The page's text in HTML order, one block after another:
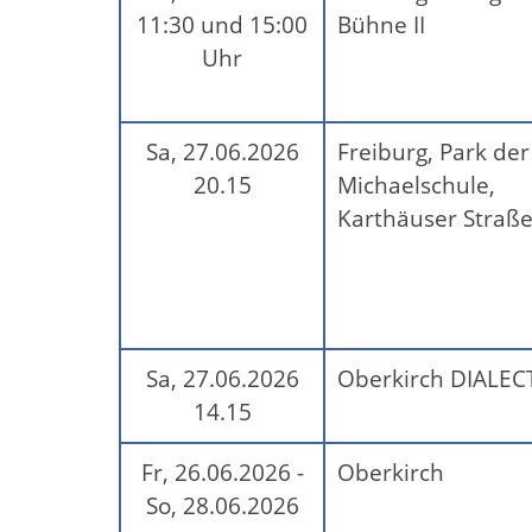
11:30 und 15:00
Uhr
Bühne II
Sa, 27.06.2026
20.15
Freiburg, Park der
Michaelschule,
Karthäuser
Sa, 27.06.2026
14.15
Oberkirch
Fr, 26.06.2026 -
So, 28.06.2026
Oberkirch